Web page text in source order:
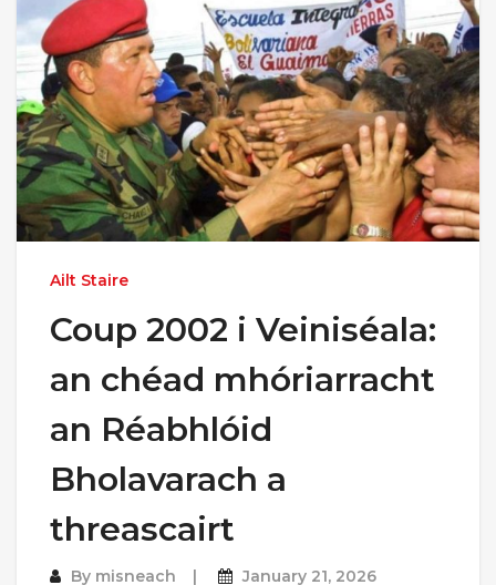
Ailt Staire
Coup 2002 i Veiniséala:
an chéad mhóriarracht
an Réabhlóid
Bholavarach a
threascairt
By misneach January 21, 2026